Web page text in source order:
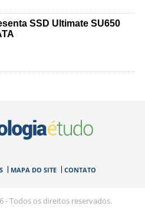
SSD Ultimate SU650
MAPA DO SITE CONTATO
- Todos os direitos reservados.